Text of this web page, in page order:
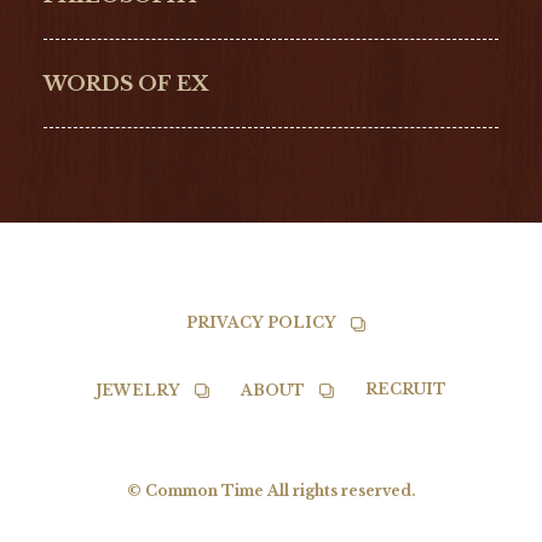
NORQAIN
TISSOT
WORDS OF EX
PRIVACY POLICY
© Common Time All rights reserved.
JEWELRY ABOUT RECRUIT